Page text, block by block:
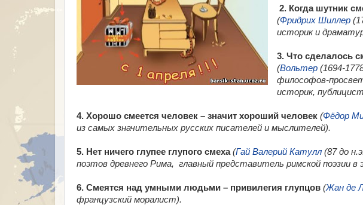
2. Когда шутник
(Фридрих Шиллер
историк и
3. Что сделалось
(Вольтер (1694-
философов-
историк,
4. Хорошо смеется человек – значит хороший человек (Фёдор
из самых значительных русских писателей и мыслителей).
5. Нет ничего глупее глупого смеха(Гай Валерий Катулл (87 до
поэтов древнего Рима, главный представитель римской поэзии в
6. Смеятся над умными людьми – привилегия глупцов (Жан де
французский моралист).